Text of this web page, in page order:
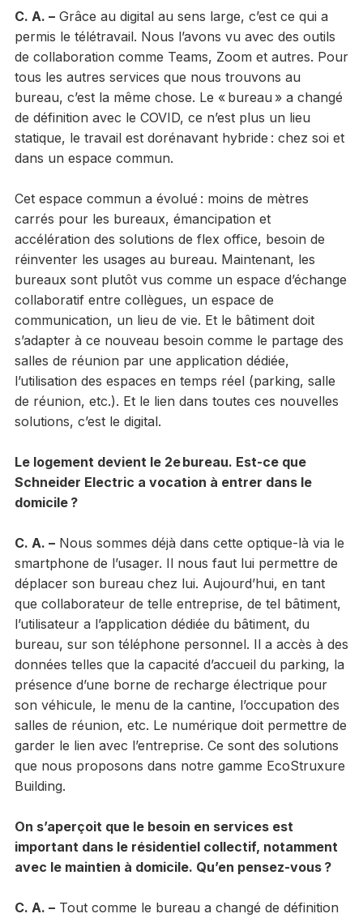
C. A. –Grâce au digital au sens large, c’est ce qui a
permis le télétravail. Nous l’avons vu avec des outils
de collaboration comme Teams, Zoom et autres. Pour
tous les autres services que nous trouvons au
bureau, c’est la même chose. Le « bureau » a changé
de définition avec le COVID, ce n’est plus un lieu
statique, le travail est dorénavant hybride : chez soi et
dans un espace commun.
Cet espace commun a évolué : moins de mètres
carrés pour les bureaux, émancipation et
accélération des solutions de flex office, besoin de
réinventer les usages au bureau. Maintenant, les
bureaux sont plutôt vus comme un espace d’échange
collaboratif entre collègues, un espace de
communication, un lieu de vie. Et le bâtiment doit
s’adapter à ce nouveau besoin comme le partage des
salles de réunion par une application dédiée,
l’utilisation des espaces en temps réel (parking, salle
de réunion, etc.). Et le lien dans toutes ces nouvelles
solutions, c’est le digital.
Le logement devient le 2e bureau. Est-ce que
Schneider Electric a vocation à entrer dans le
domicile ?
C. A. –Nous sommes déjà dans cette optique-là via le
smartphone de l’usager. Il nous faut lui permettre de
déplacer son bureau chez lui. Aujourd’hui, en tant
que collaborateur de telle entreprise, de tel bâtiment,
l’utilisateur a l’application dédiée du bâtiment, du
bureau, sur son téléphone personnel. Il a accès à des
données telles que la capacité d’accueil du parking, la
présence d’une borne de recharge électrique pour
son véhicule, le menu de la cantine, l’occupation des
salles de réunion, etc. Le numérique doit permettre de
garder le lien avec l’entreprise. Ce sont des solutions
que nous proposons dans notre gamme EcoStruxure
Building.
On s’aperçoit que le besoin en services est
important dans le résidentiel collectif, notamment
avec le maintien à domicile. Qu’en pensez-vous ?
C. A. –Tout comme le bureau a changé de définition